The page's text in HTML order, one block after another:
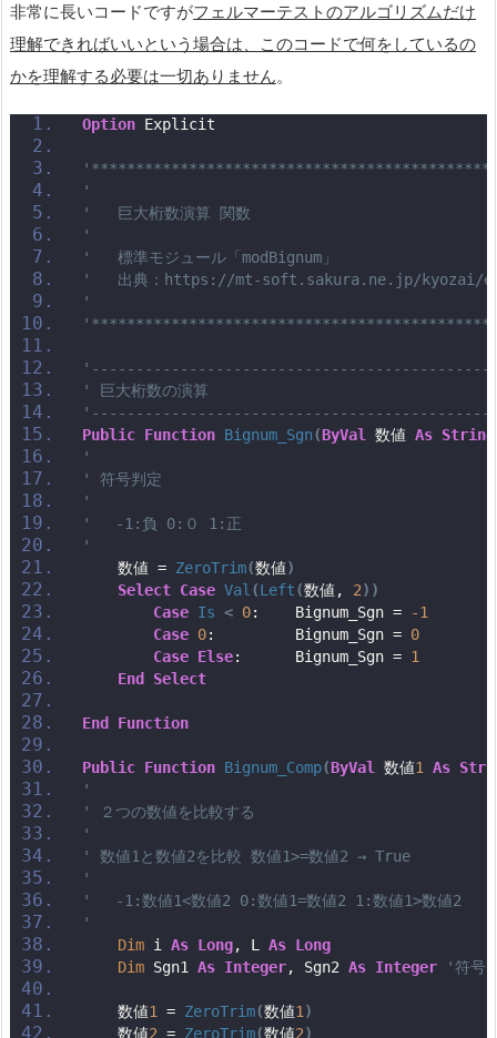
非常に長いコードですがフェルマーテストのアルゴリズムだけ
理解できればいいという場合は、このコードで何をしているの
かを理解する必要は一切ありません。
Option Explicit
'
'   巨大桁数演算 関数
'
'   標準モジュール「modBignum」
'   出典：https://mt-soft.sakura.ne.jp/kyozai/
'
' 巨大桁数の演算
Public Function Bignum_Sgn(ByVal 数値 As String
'
' 符号判定
'
' 　-1:負 0:０ 1:正
'
    数値 =
ZeroTrim(数値)
Select Case Val (Left(数値, 2))
Case Is < 0:    Bignum_Sgn =
-1
Case 0:         Bignum_Sgn = 0
Case Else:      Bignum_Sgn = 1
End
Select
End Function
Public Function Bignum_Comp(ByVal 数値1 As
'
' ２つの数値を比較する
'
' 数値1と数値2を比較 数値1>=数値2 → True
'
' 　-1:数値1<数値2 0:数値1=数値2 1:数値1>数値2
'
Dim i As Long, L As Long
Dim Sgn1 As Integer, Sgn2 As Integer '符号
    数値
1 = ZeroTrim(数値1 )
    数値
2 = ZeroTrim(数値2)